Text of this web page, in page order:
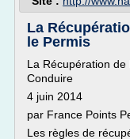
La
le Permis
La Récupération
Conduire
4 juin 2014
par France Points
Les règles de